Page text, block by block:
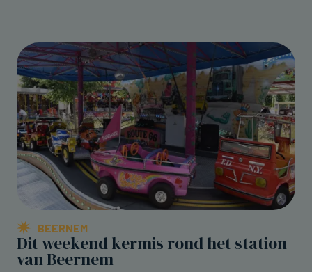
BEERNEM
Dit weekend kermis rond het station
van Beernem